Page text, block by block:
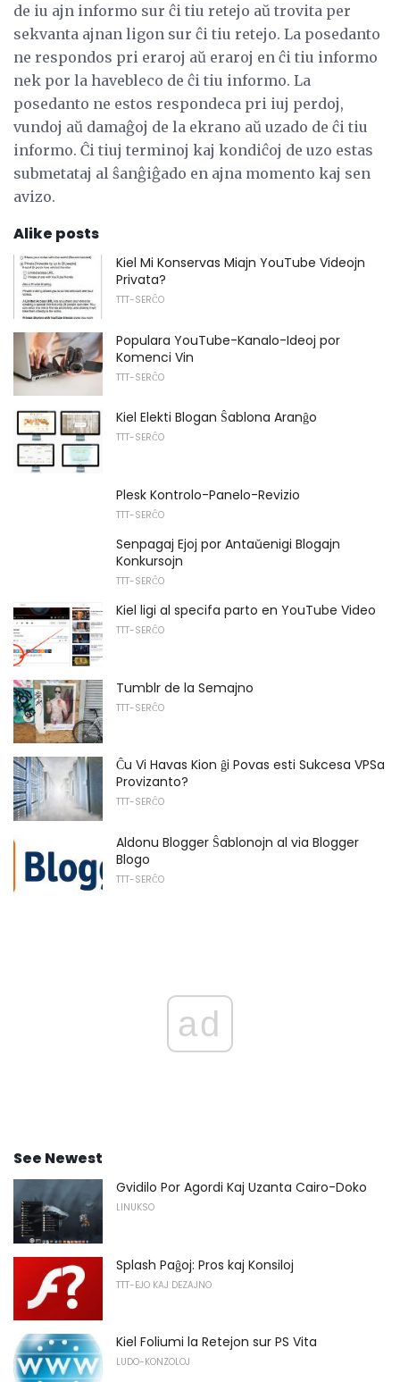
de iu ajn informo sur ĉi tiu retejo aŭ trovita per
sekvanta ajnan ligon sur ĉi tiu retejo. La posedanto
ne respondos pri eraroj aŭ eraroj en ĉi tiu informo
nek por la havebleco de ĉi tiu informo. La
posedanto ne estos respondeca pri iuj perdoj,
vundoj aŭ damaĝoj de la ekrano aŭ uzado de ĉi tiu
informo. Ĉi tiuj terminoj kaj kondiĉoj de uzo estas
submetataj al ŝanĝiĝado en ajna momento kaj sen
avizo.
Alike posts
Kiel Mi Konservas Miajn YouTube Videojn
Privata?
TTT-SERĈO
Populara YouTube-Kanalo-Ideoj por
Komenci Vin
TTT-SERĈO
Kiel Elekti Blogan Ŝablona Aranĝo
TTT-SERĈO
Plesk Kontrolo-Panelo-Revizio
TTT-SERĈO
Senpagaj Ejoj por Antaŭenigi Blogajn
Konkursojn
TTT-SERĈO
Kiel ligi al specifa parto en YouTube Video
TTT-SERĈO
Tumblr de la Semajno
TTT-SERĈO
Ĉu Vi Havas Kion ĝi Povas esti Sukcesa VPSa
Provizanto?
TTT-SERĈO
Aldonu Blogger Ŝablonojn al via Blogger
Blogo
TTT-SERĈO
ad
See Newest
Gvidilo Por Agordi Kaj Uzanta Cairo-Doko
LINUKSO
Splash Paĝoj: Pros kaj Konsiloj
TTT-EJO KAJ DEZAJNO
Kiel Foliumi la Retejon sur PS Vita
LUDO-KONZOLOJ